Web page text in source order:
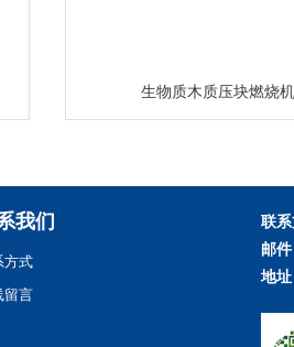
生物质木质压块燃烧机
我们
方式
留言
联
邮件
地址